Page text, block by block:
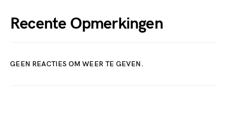
Recente Opmerkingen
GEEN REACTIES OM WEER TE GEVEN.